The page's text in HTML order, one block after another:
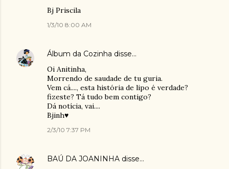
Bj Priscila
1/3/10 8:00 AM
Álbum da Cozinha disse…
Oi Anitinha,
Morrendo de saudade de tu guria.
Vem cá...., esta história de lipo é verdade?
fizeste? Tá tudo bem contigo?
Dá notícia, vai....
Bjinh♥
2/3/10 7:37 PM
BAÚ DA JOANINHA disse…